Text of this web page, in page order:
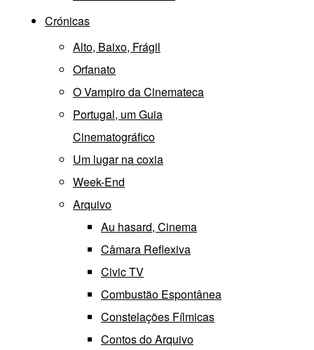
Crónicas
Alto, Baixo, Frágil
Orfanato
O Vampiro da Cinemateca
Portugal, um Guia
Cinematográfico
Um lugar na coxia
Week-End
Arquivo
Au hasard, Cinema
Câmara Reflexiva
Civic TV
Combustão Espontânea
Constelações Fílmicas
Contos do Arquivo